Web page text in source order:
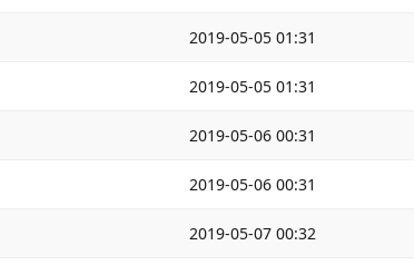
2019-05-05 01:31
2019-05-05 01:31
2019-05-06 00:31
2019-05-06 00:31
2019-05-07 00:32